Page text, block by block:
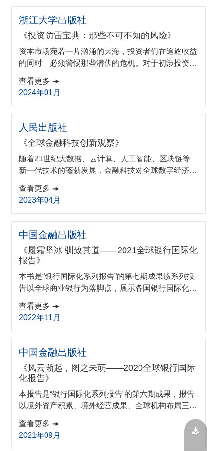
的定义及其如何产生、数字货币的发展和影响，以及
如何重构世界经济秩序与金融秩序展开探讨，就数字
货币对于经济生活和金融行业的发展的...
浙江大学出版社
《投资防雷宝典：那些不可不知的风险》
资本市场宛若一片汹涌的大海，投资者们在追逐收益
的同时，必须警惕那些潜伏的危机。对于初涉投资领
研究，也能像经验丰富的航海家一样，从容应对市场
的风云变幻，这无疑是一种比盲目跟随更为明智和关
编撰的《投资防雷宝典：那些不可不知的风险》正式
出版。这本书以风险防范为核心，从政策和监管的视
角深入剖析，融合实证研究与数理模...
查看更多
2024年01月
人民出版社
《全球金融科技创新观察》
随着21世纪大数据、云计算、人工智能、区块链等
新一代技术的蓬勃发展，金融科技对全球数字经济与
付、保险科技等金融创新模式应运而生，给传统金融
业带来巨大冲击；全球范围内新兴金融科技企业层出
然而，波涛之下也有暗流涌动。各国金融科技发展不
均，金融科技创新水平良莠不齐，而金融科技带来的
突破式创新也给政策制定、行业监管带来...
查看更多
2023年04月
中国金融出版社
《履霜坚冰 驯致其道——2021全球银行国际化
报告》
本书是“银行国际化系列报告”的第七期成果该系列报
告以全球商业银行为落脚点，展示各国银行国际化历
ernationalization Index）。 书籍购买链接：http
s://product.dangdang.com/11724559396.html
查看更多
2022年11月
中国金融出版社
《风云渐起，图之未萌——2020全球银行国际
化报告》
本报告是“银行国际化系列报告”的第六期成果，报告
以境外资产积累、境外经营成果、全球机构布局三大
维度为核心，以全球商业银行为落脚点，展示各国银
行国际化历史与现状，通过构建“银行国际化指数” (B
ank Internationalization Index，BII)，直观描绘不同
查看更多
2021年09月